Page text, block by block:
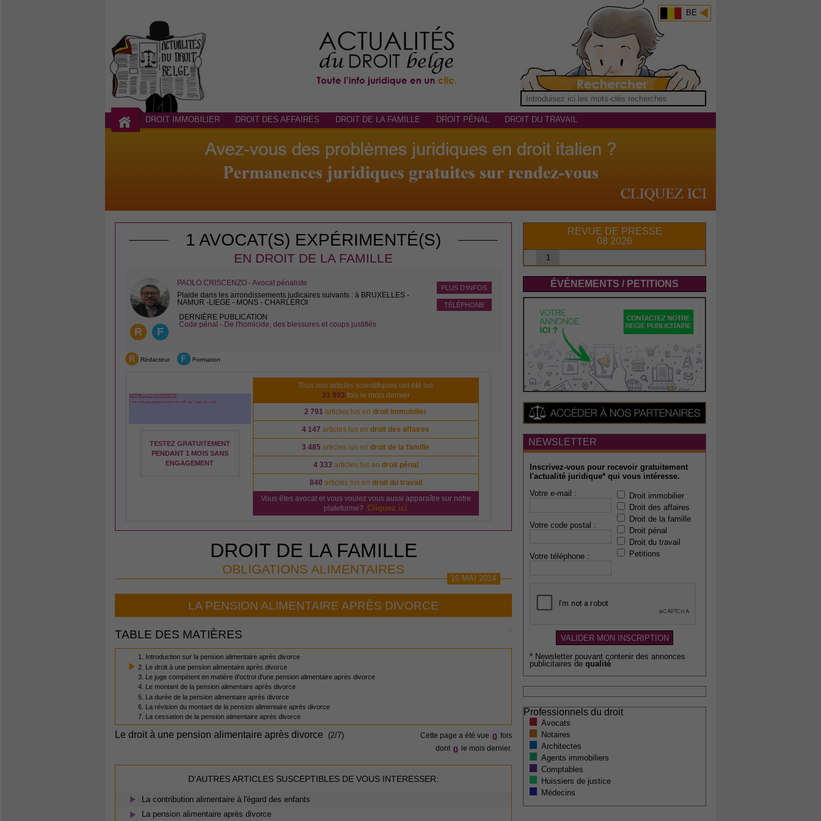
BE
DROIT IMMOBILIER DROIT DES AFFAIRES DROIT DE LA FAMILLE DROIT PÉNAL DROIT DU TRAVAIL
1 AVOCAT(S) EXPÉRIMENTÉ(S)
EN DROIT DE LA FAMILLE
R F
PLUS D'INFOS
TÉLÉPHONE
PAOLO CRISCENZO - Avocat pénaliste
Plaide dans les arrondissements judicaires suivants : à BRUXELLES -
NAMUR -LIEGE - MONS - CHARLEROI
DERNIÈRE PUBLICATION
Code pénal - De l'homicide, des blessures et coups justifiés
R Rédacteur F Formation
TESTEZ GRATUITEMENT
PENDANT 1 MOIS SANS
ENGAGEMENT
Tous nos articles scientifiques ont été lus
31 993 fois le mois dernier
2 791 articles lus endroit immobilier
4 147 articles lus endroit des affaires
3 485 articles lus endroit de la famille
4 333 articles lus en droit pénal
840 articles lus en droit du travail
Vous êtes avocat et vous voulez vous aussi apparaître sur notre
plateforme? Cliquez ici
DROIT DE LA FAMILLE
OBLIGATIONS ALIMENTAIRES
16 MAI 2014
LA PENSION ALIMENTAIRE APRÈS DIVORCE
TABLE DES MATIÈRES
1. Introduction sur la pension alimentaire après divorce
2. Le droit à une pension alimentaire après divorce
3. Le juge compétent en matière d'octroi d'une pension alimentaire après divorce
4. Le montant de la pension alimentaire après divorce
5. La durée de la pension alimentaire après divorce
6. La révision du montant de la pension alimentaire après divorce
7. La cessation de la pension alimentaire après divorce
Le droit à une pension alimentaire après divorce (2/7) Cette page a été vue 0 fois
dont 0 le mois dernier.
D'AUTRES ARTICLES SUSCEPTIBLES DE VOUS INTERESSER:
La contribution alimentaire à l'égard des enfants
La pension alimentaire après divorce
REVUE DE PRESSE
08 2026
1
ÉVÉNEMENTS / PETITIONS
NEWSLETTER
Inscrivez-vous pour recevoir gratuitement
l'actualité juridique* qui vous intéresse.
Votre e-mail :
Votre code postal :
Votre téléphone :
Droit immobilier
Droit des affaires
Droit de la famille
Droit pénal
Droit du travail
Petitions
* Newsletter pouvant contenir des annonces
publicitaires de qualité
Professionnels du droit
Avocats
Notaires
Architectes
Agents immobiliers
Comptables
Huissiers de justice
Médecins